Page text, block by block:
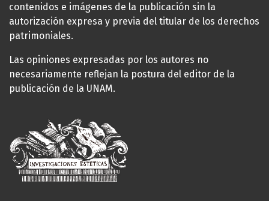
contenidos e imágenes de la publicación sin la
autorización expresa y previa del titular de los derechos
patrimoniales.
Las opiniones expresadas por los autores no
necesariamente reflejan la postura del editor de la
publicación de la UNAM.